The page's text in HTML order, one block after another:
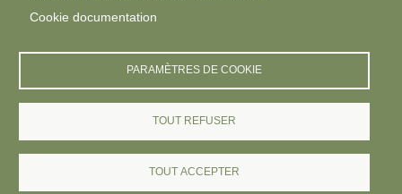
Cookie documentation
PARAMÈTRES DE COOKIE
TOUT REFUSER
TOUT ACCEPTER